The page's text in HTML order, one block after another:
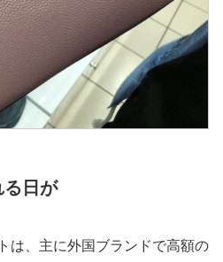
日が
は、主に外国ブランドで高額の